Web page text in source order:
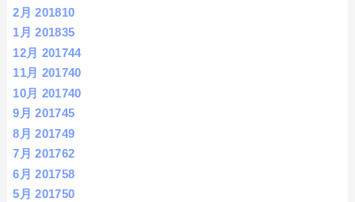
2月 201810
1月 201835
12月 201744
11月 201740
10月 201740
9月 201745
8月 201749
7月 201762
6月 201758
5月 201750